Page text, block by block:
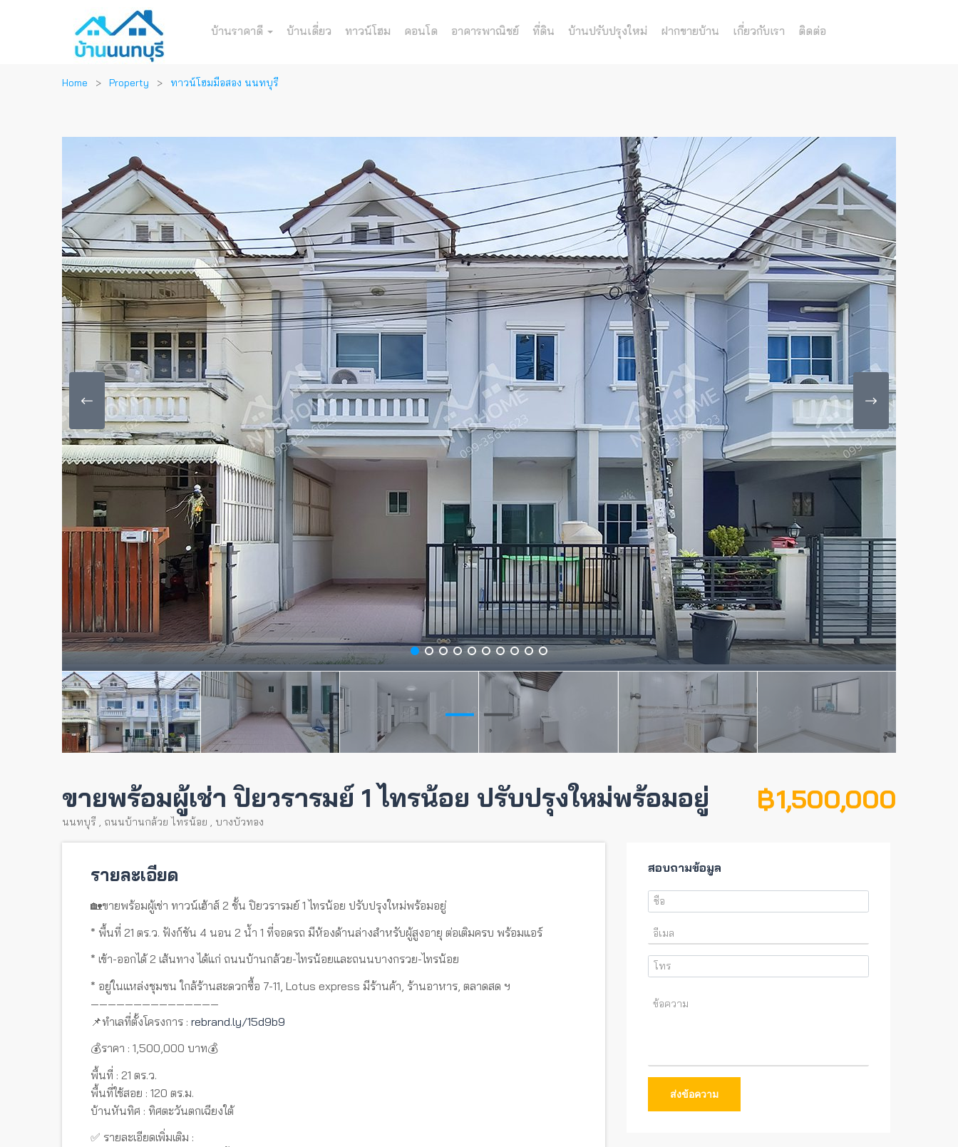
บ้านราคาดี บ้านเดี่ยว ทาวน์โฮม คอนโด อาคารพาณิชย์ ที่ดิน บ้านปรับปรุงใหม่ ฝากขายบ้าน เกี่ยวกับเรา ติดต่อ
Home Property ทาวน์โฮมมือสอง นนทบุรี
ขายพร้อมผู้เช่า ปิยวรารมย์ 1 ไทรน้อย ปรับปรุงใหม่พร้อมอยู่
นนทบุรี , ถนนบ้านกล้วย ไทรน้อย , บางบัวทอง
฿ 1,500,000
รายละเอียด
🏡ขายพร้อมผู้เช่า ทาวน์เฮ้าส์ 2 ชั้น ปิยวรารมย์ 1 ไทรน้อย ปรับปรุงใหม่พร้อมอยู่
* พื้นที่ 21 ตร.ว. ฟังก์ชัน 4 นอน 2 น้ำ 1 ที่จอดรถ มีห้องด้านล่างสำหรับผู้สูงอายุ ต่อเติมครบ พร้อมแอร์
* เข้า-ออกได้ 2 เส้นทาง ได้แก่ ถนนบ้านกล้วย-ไทรน้อยและถนนบางกรวย-ไทรน้อย
* อยู่ในแหล่งชุมชน ใกล้ร้านสะดวกซื้อ 7-11, Lotus express มีร้านค้า, ร้านอาหาร, ตลาดสด ฯ
———————————————
📌ทำเลที่ตั้งโครงการ : rebrand.ly/15d9b9
💰ราคา : 1,500,000 บาท💰
พื้นที่ : 21 ตร.ว.
พื้นที่ใช้สอย : 120 ตร.ม.
บ้านหันทิศ : ทิศตะวันตกเฉียงใต้
✅ รายละเอียดเพิ่มเติม :
สอบถามข้อมูล
ส่งข้อความ